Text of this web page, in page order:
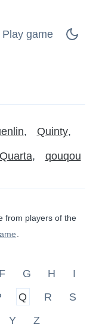
Play game
Quinty
Quarta qouqou
from players of the
F G H
I
Q R
S
Y Z